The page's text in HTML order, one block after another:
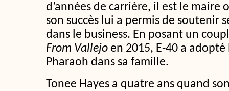
d’années de carrière, il est le maire
son succès lui a permis de soutenir
dans le business. En posant un
From Vallejo en 2015, E-40 a
Pharaoh dans sa famille.
Tonee Hayes a quatre ans quand